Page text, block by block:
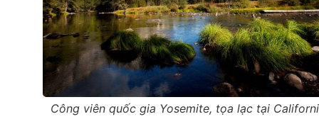
Công viên quốc gia Yosemite, tọa lạc tại